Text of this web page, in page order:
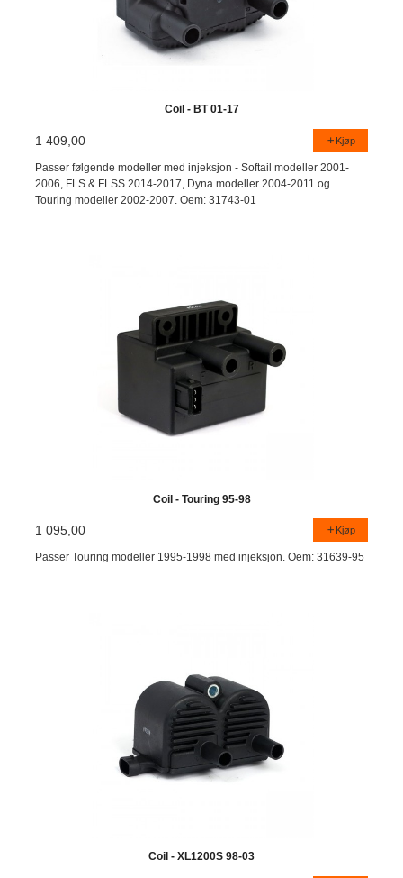
Coil - BT 01-17
1 409,00 Kjøp
Passer følgende modeller med injeksjon - Softail modeller 2001-
2006, FLS & FLSS 2014-2017, Dyna modeller 2004-2011 og
Touring modeller 2002-2007. Oem: 31743-01
Coil - Touring 95-98
1 095,00 Kjøp
Passer Touring modeller 1995-1998 med injeksjon. Oem: 31639-95
Coil - XL1200S 98-03